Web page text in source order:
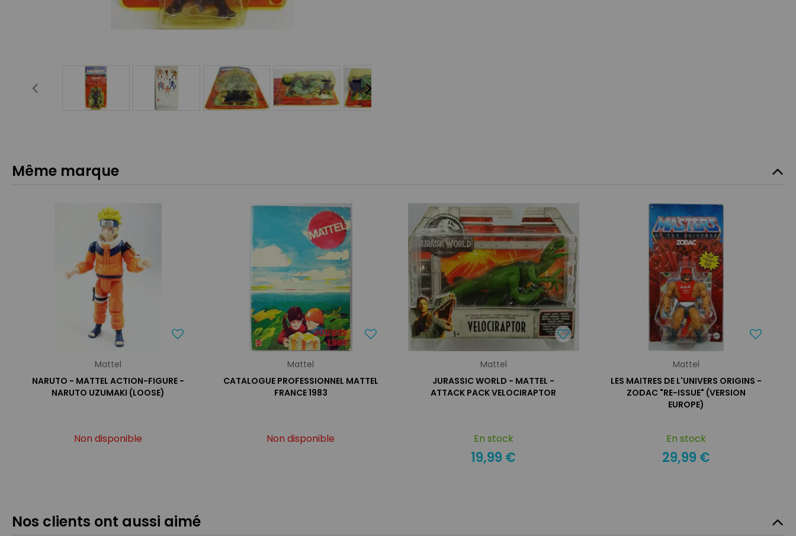
Même marque
Mattel
NARUTO - MATTEL ACTION-FIGURE -
NARUTO UZUMAKI (LOOSE)
Non disponible
Mattel
CATALOGUE PROFESSIONNEL MATTEL
FRANCE 1983
Non disponible
Mattel
JURASSIC WORLD - MATTEL -
ATTACK PACK VELOCIRAPTOR
En stock
19,99 €
Mattel
LES MAITRES DE L'UNIVERS ORIGINS -
ZODAC "RE-ISSUE" (VERSION
EUROPE)
En stock
29,99 €
Nos clients ont aussi aimé